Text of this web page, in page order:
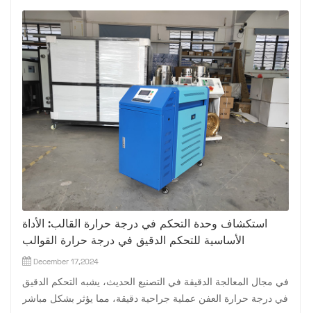
استكشاف وحدة التحكم في درجة حرارة القالب: الأداة
الأساسية للتحكم الدقيق في درجة حرارة القوالب
December 17,2024
في مجال المعالجة الدقيقة في التصنيع الحديث، يشبه التحكم الدقيق
في درجة حرارة العفن عملية جراحية دقيقة، مما يؤثر بشكل مباشر